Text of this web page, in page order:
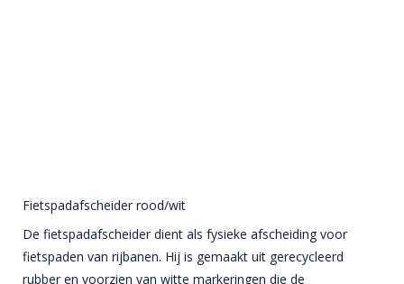
Fietspadafscheider rood/wit
De fietspadafscheider dient als fysieke afscheiding voor
fietspaden van rijbanen. Hij is gemaakt uit gerecycleerd
rubber en voorzien van witte markeringen die de